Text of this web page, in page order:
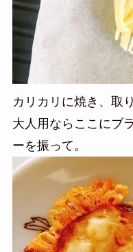
カリカリに焼き、取
大人用ならここにブ
ーを振って。